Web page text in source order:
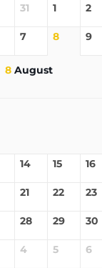
31 1 2
7 8 9
8 August
14 15 16
21 22 23
28 29 30
4 5 6